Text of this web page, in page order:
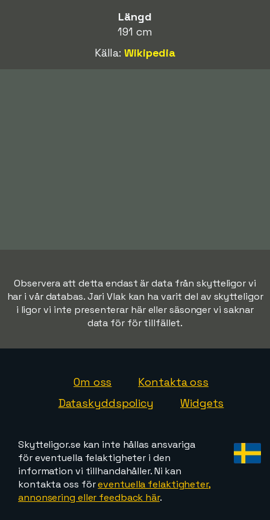
Längd
191 cm
Källa:Wikipedia
Observera att detta endast är data från skytteligor vi
har i vår databas. Jari Vlak kan ha varit del av skytteligor
i ligor vi inte presenterar här eller säsonger vi saknar
data för för tillfället.
Om oss
Kontakta oss
Dataskyddspolicy
Widgets
Skytteligor.se kan inte hållas ansvariga
för eventuella felaktigheter i den
information vi tillhandahåller. Ni kan
kontakta oss föreventuella felaktigheter,
annonsering eller feedback här.